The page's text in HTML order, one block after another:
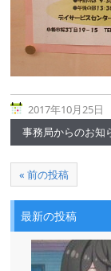
2017年10月25日
事務局からのお知
« 前の投稿
最新の投稿